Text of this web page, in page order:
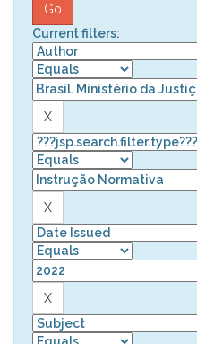
Current filters: